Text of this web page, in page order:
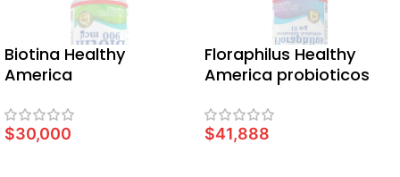
Biotina Healthy
America
$30,000
Floraphilus Healthy
America probioticos
$41,888